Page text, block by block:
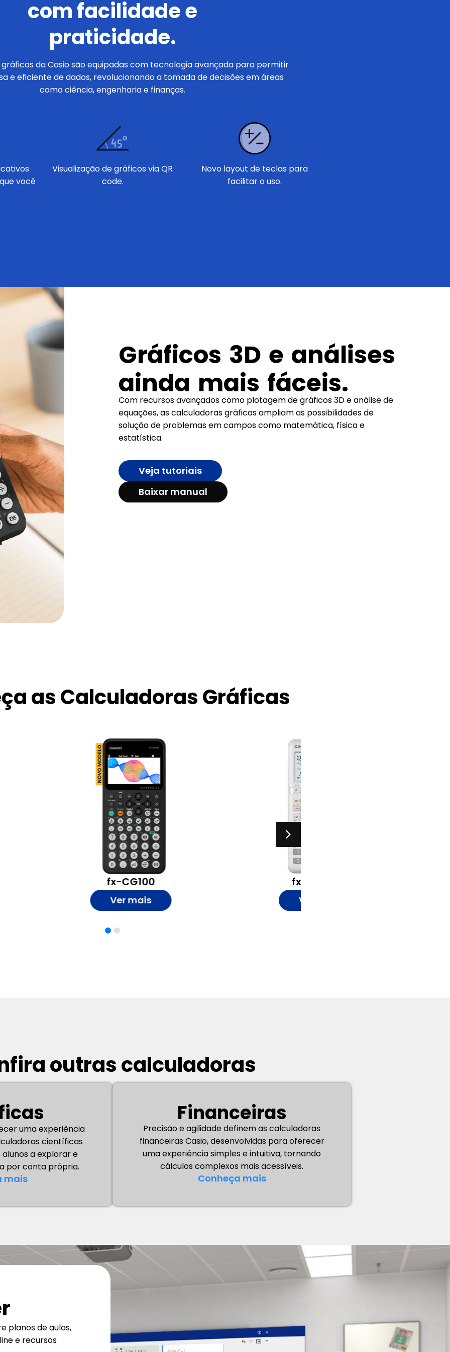
com facilidade e
praticidade.
da Casio são equipadas com tecnologia avançada para permitir
e eficiente de dados, revolucionando a tomada de decisões em áreas
como ciência, engenharia e finanças.
você
Visualização de gráficos via QR
code.
Novo layout de teclas para
facilitar o uso.
Gráficos 3D e análises
ainda mais fáceis.
Com recursos avançados como plotagem de gráficos 3D e análise de
equações, as calculadoras gráficas ampliam as possibilidades de
solução de problemas em campos como matemática, física e
estatística.
Veja tutoriais
Baixar manual
as Calculadoras Gráficas
fx-CG100
Ver mais
fx-9860GIII
Ver mais
outras calculadoras
uma experiência
científicas
a explorar e
por conta própria.
mais
Financeiras
Precisão e agilidade definem as calculadoras
financeiras Casio, desenvolvidas para oferecer
uma experiência simples e intuitiva, tornando
cálculos complexos mais acessíveis.
Conheça mais
planos de aulas,
e recursos